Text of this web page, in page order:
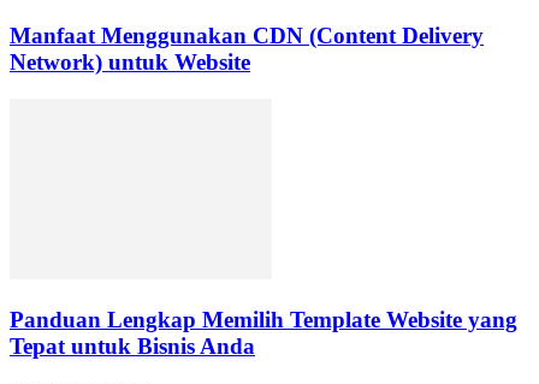
Manfaat Menggunakan CDN (Content Delivery
Network) untuk Website
Panduan Lengkap Memilih Template Website yang
Tepat untuk Bisnis Anda